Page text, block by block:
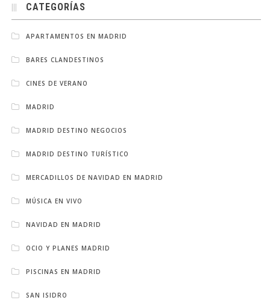
CATEGORÍAS
APARTAMENTOS EN MADRID
BARES CLANDESTINOS
CINES DE VERANO
MADRID
MADRID DESTINO NEGOCIOS
MADRID DESTINO TURÍSTICO
MERCADILLOS DE NAVIDAD EN MADRID
MÚSICA EN VIVO
NAVIDAD EN MADRID
OCIO Y PLANES MADRID
PISCINAS EN MADRID
SAN ISIDRO